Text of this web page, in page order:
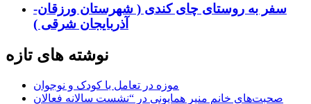
سفر به روستای چای کندی ( شهرستان ورزقان-
آذربایجان شرقی )
نوشته های تازه
موزه در تعامل با کودک و نوجوان
صحبت‌های خانم منیر همایونی در “نشست سالانه فعالان